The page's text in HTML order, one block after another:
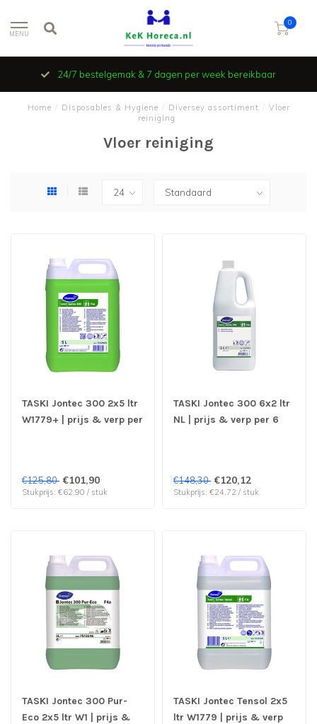
MENU
0
24/7 bestelgemak & 7 dagen per week bereikbaar
Home Disposables & Hygiene Diversey assortiment
Vloer
reiniging
Vloer reiniging
TASKI Jontec 300 2x5 ltr
W1779+ | prijs & verp per
€125,80 €101,90
Stukprijs: €62,90 / stuk
TASKI Jontec 300 6x2 ltr
NL | prijs & verp per 6
€148,30 €120,12
Stukprijs: €24,72 / stuk
TASKI Jontec 300 Pur-
Eco 2x5 ltr W1 | prijs &
TASKI Jontec Tensol 2x5
ltr W1779 | prijs & verp